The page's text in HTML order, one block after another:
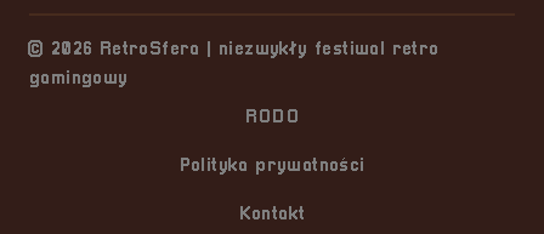
© 2026 RetroSfera | niezwykły festiwal retro
gamingowy
RODO
Polityka prywatności
Kontakt